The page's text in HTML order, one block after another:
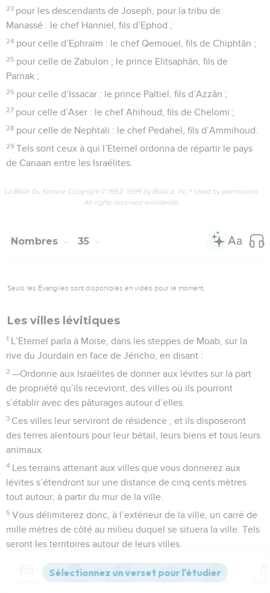
23 pour les descendants de Joseph, pour la tribu de
Manassé : le chef Hanniel, fils d’Ephod ;
24 pour celle d’Ephraïm : le chef Qemouel, fils de Chiphtân ;
25 pour celle de Zabulon ; le prince Elitsaphân, fils de
Parnak ;
26 pour celle d’Issacar : le prince Paltiel, fils d’Azzân ;
27 pour celle d’Aser : le chef Ahihoud, fils de Chelomi ;
28 pour celle de Nephtali : le chef Pedahel, fils d’Ammihoud.
29 Tels sont ceux à qui l’Eternel ordonna de répartir le pays
de Canaan entre les Israélites.
La Bible Du Semeur Copyright © 1992, 1999 by Biblica, Inc.® Used by permission.
All rights reserved worldwide.
Nombres 35
Seuls les Évangiles sont disponibles en vidéo pour le moment.
Les villes lévitiques
1 L’Eternel parla à Moïse, dans les steppes de Moab, sur la
rive du Jourdain en face de Jéricho, en disant :
2 —Ordonne aux Israélites de donner aux lévites sur la part
de propriété qu’ils recevront, des villes où ils pourront
s’établir avec des pâturages autour d’elles.
3 Ces villes leur serviront de résidence ; et ils disposeront
des terres alentours pour leur bétail, leurs biens et tous leurs
animaux.
4 Les terrains attenant aux villes que vous donnerez aux
lévites s’étendront sur une distance de cinq cents mètres
tout autour, à partir du mur de la ville.
5 Vous délimiterez donc, à l’extérieur de la ville, un carré de
mille mètres de côté au milieu duquel se situera la ville. Tels
seront les territoires autour de leurs villes.
Vous donnerez aux lévites les six villes de refuge que vous
aurez désignées pour que des meurtriers involontaires
Versions Commentaires Strong